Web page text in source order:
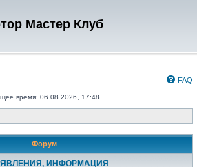
Мастер Клуб
FAQ
время: 06.08.2026, 17:48
Форум
ИНФОРМАЦИЯ